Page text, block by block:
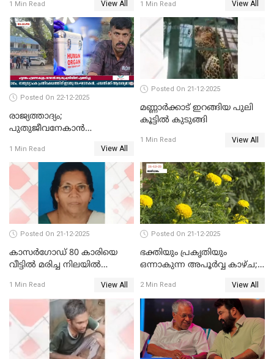
ദാരുണാന്ത്യം; ജീപ്സി
ഓടിച്ചയാൾ അറസ്റ്റിൽ.
1 Min Read View All 1 Min Read View All
Posted On 22-12-2025
രാജ്യത്താദ്യം;
പുതുജീവനേകാൻ
എറണാകുളം സർക്കാർ
ജനറൽ
ആശുപത്രിയിലെത്തിച്ചു
1 Min Read View All
Posted On 21-12-2025
മണ്ണാർക്കാട് ഇറങ്ങിയ പുലി
കൂട്ടിൽ കുടുങ്ങി
1 Min Read View All
Posted On 21-12-2025
കാസർഗോഡ് 80 കാരിയെ
വീട്ടിൽ മരിച്ച നിലയിൽ
1 Min Read View All
Posted On 21-12-2025
ഭക്തിയും പ്രകൃതിയും
ഒന്നാകുന്ന അപൂര്‍വ്വ കാഴ്ച;
കാഴ്ചാനുഭവമൊരുക്കി
ശബരീ നന്ദനം
2 Min Read View All